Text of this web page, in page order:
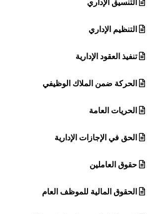
التنسيق الإداري
التنظيم الإداري
تنفيذ العقود الإدارية
الحركة ضمن الملاك الوظيفي
الحريات العامة
الحق في الإجازات الإدارية
حقوق العاملين
الحقوق المالية للموظف العام